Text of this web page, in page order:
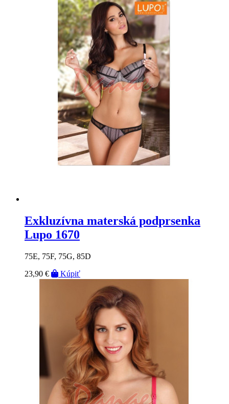
Exkluzívna materská podprsenka
Lupo 1670
75E, 75F, 75G, 85D
23,90 €
Kúpiť